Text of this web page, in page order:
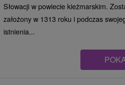
Słowacji w powiecie kieżmarskim.
założony w 1313 roku i podczas
istnienia...